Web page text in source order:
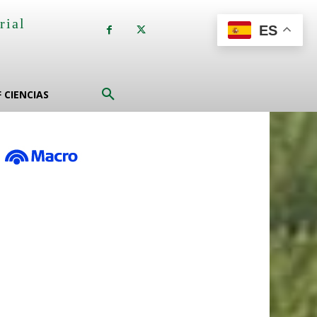
CIENCIAS
ES